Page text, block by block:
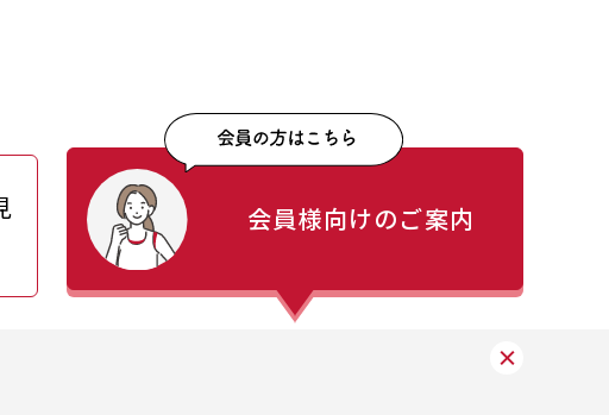
会員様向けのご案内